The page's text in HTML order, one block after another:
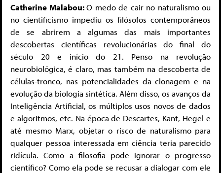
Catherine Malabou:O medo de cair no naturalismo ou
no cientificismo impediu os filósofos contemporâneos
de se abrirem a algumas das mais importantes
descobertas científicas revolucionárias do final do
século 20 e início do 21. Penso na revolução
neurobiológica, é claro, mas também na descoberta de
células-tronco, nas potencialidades da clonagem e na
evolução da biologia sintética. Além disso, os avanços da
Inteligência Artificial, os múltiplos usos novos de dados
e algoritmos, etc. Na época de Descartes, Kant, Hegel e
até mesmo Marx, objetar o risco de naturalismo para
qualquer pessoa interessada em ciência teria parecido
ridícula. Como a filosofia pode ignorar o progresso
científico? Como ela pode se recusar a dialogar com ele